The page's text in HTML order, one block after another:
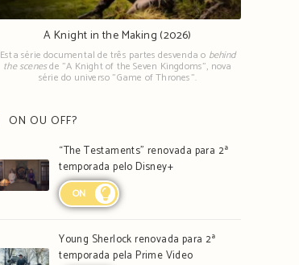
A Knight in the Making (2026)
Esta série documental de três partes desvenda o behind
the scenesde "A Knight of the Seven Kingdoms", nova
série do universo "Game of Thrones".
ON OU OFF?
“The Testaments” renovada para 2ª
temporada pelo Disney+
ON
Young Sherlock renovada para 2ª
temporada pela Prime Video